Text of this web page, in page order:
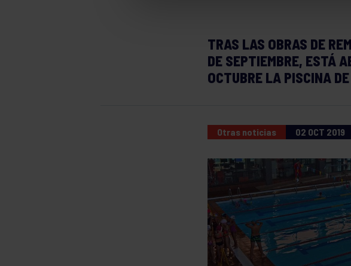
TRAS LAS OBRAS DE
DE SEPTIEMBRE, ESTÁ
OCTUBRE LA PISCINA
Otras noticias 02 OCT 2019